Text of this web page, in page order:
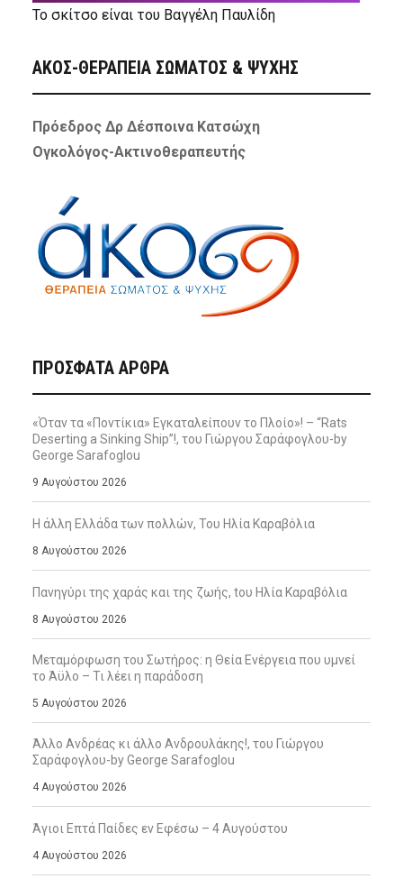
Το σκίτσο είναι του Βαγγέλη Παυλίδη
ΑΚΟΣ-ΘΕΡΑΠΕΙΑ ΣΩΜΑΤΟΣ & ΨΥΧΗΣ
Πρόεδρος Δρ Δέσποινα Κατσώχη
Ογκολόγος-Ακτινοθεραπευτής
ΠΡΌΣΦΑΤΑ ΆΡΘΡΑ
«Όταν τα «Ποντίκια» Εγκαταλείπουν το Πλοίο»! – “Rats
Deserting a Sinking Ship”!, του Γιώργου Σαράφογλου-by
George Sarafoglou
9 Αυγούστου 2026
Η άλλη Ελλάδα των πολλών, Του Ηλία Καραβόλια
8 Αυγούστου 2026
Πανηγύρι της χαράς και της ζωής, tου Ηλία Καραβόλια
8 Αυγούστου 2026
Μεταμόρφωση του Σωτήρος: η Θεία Ενέργεια που υμνεί
το Άϋλο – Τι λέει η παράδοση
5 Αυγούστου 2026
Άλλο Ανδρέας κι άλλο Ανδρουλάκης!, του Γιώργου
Σαράφογλου-by George Sarafoglou
4 Αυγούστου 2026
Άγιοι Επτά Παίδες εν Εφέσω – 4 Αυγούστου
4 Αυγούστου 2026